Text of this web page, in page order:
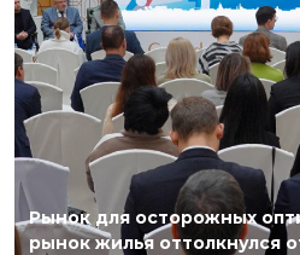
Рынок для осторожных
рынок жилья оттолкнулся